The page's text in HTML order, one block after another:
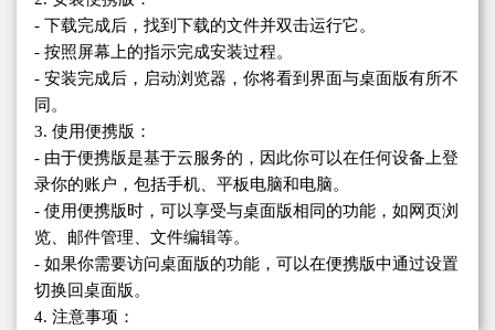
- 下载完成后，找到下载的文件并双击运行它。
- 按照屏幕上的指示完成安装过程。
- 安装完成后，启动浏览器，你将看到界面与桌面版有所不
同。
3. 使用便携版：
- 由于便携版是基于云服务的，因此你可以在任何设备上登
录你的账户，包括手机、平板电脑和电脑。
- 使用便携版时，可以享受与桌面版相同的功能，如网页浏
览、邮件管理、文件编辑等。
- 如果你需要访问桌面版的功能，可以在便携版中通过设置
切换回桌面版。
4. 注意事项：